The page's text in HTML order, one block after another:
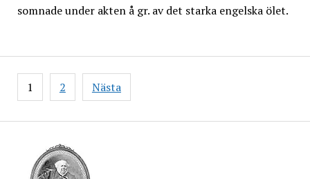
somnade under akten å gr. av det starka engelska ölet.
Inläggsnavigering
1 2 Nästa